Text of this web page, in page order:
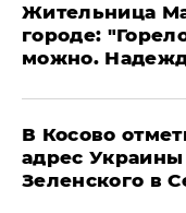
Жительница
городе:
можно.
В Косово
адрес Украины
Зеленского в